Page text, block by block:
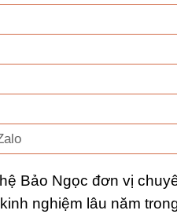
Bảo Ngọc đơn vị
nghiệm lâu năm